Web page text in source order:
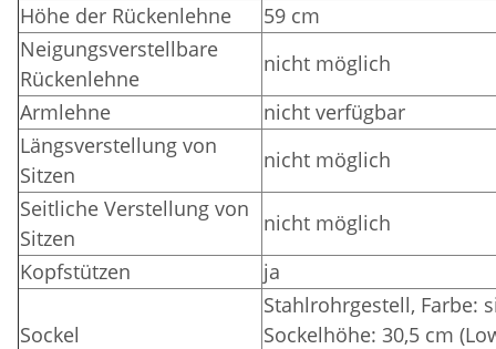
Höhe der Rückenlehne
59 cm
Neigungsverstellbare
Rückenlehne
nicht möglich
Armlehne
nicht verfügbar
Längsverstellung von
Sitzen
nicht möglich
Seitliche Verstellung von
Sitzen
nicht möglich
Kopfstützen
ja
Sockel
Stahlrohrgestell, Farbe:
Sockelhöhe: 30,5 cm